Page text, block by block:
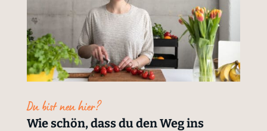
Du bist neu hier?
Wie schön, dass du den Weg ins